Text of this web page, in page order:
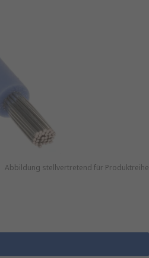
Abbildung stellvertretend für Produktreihe